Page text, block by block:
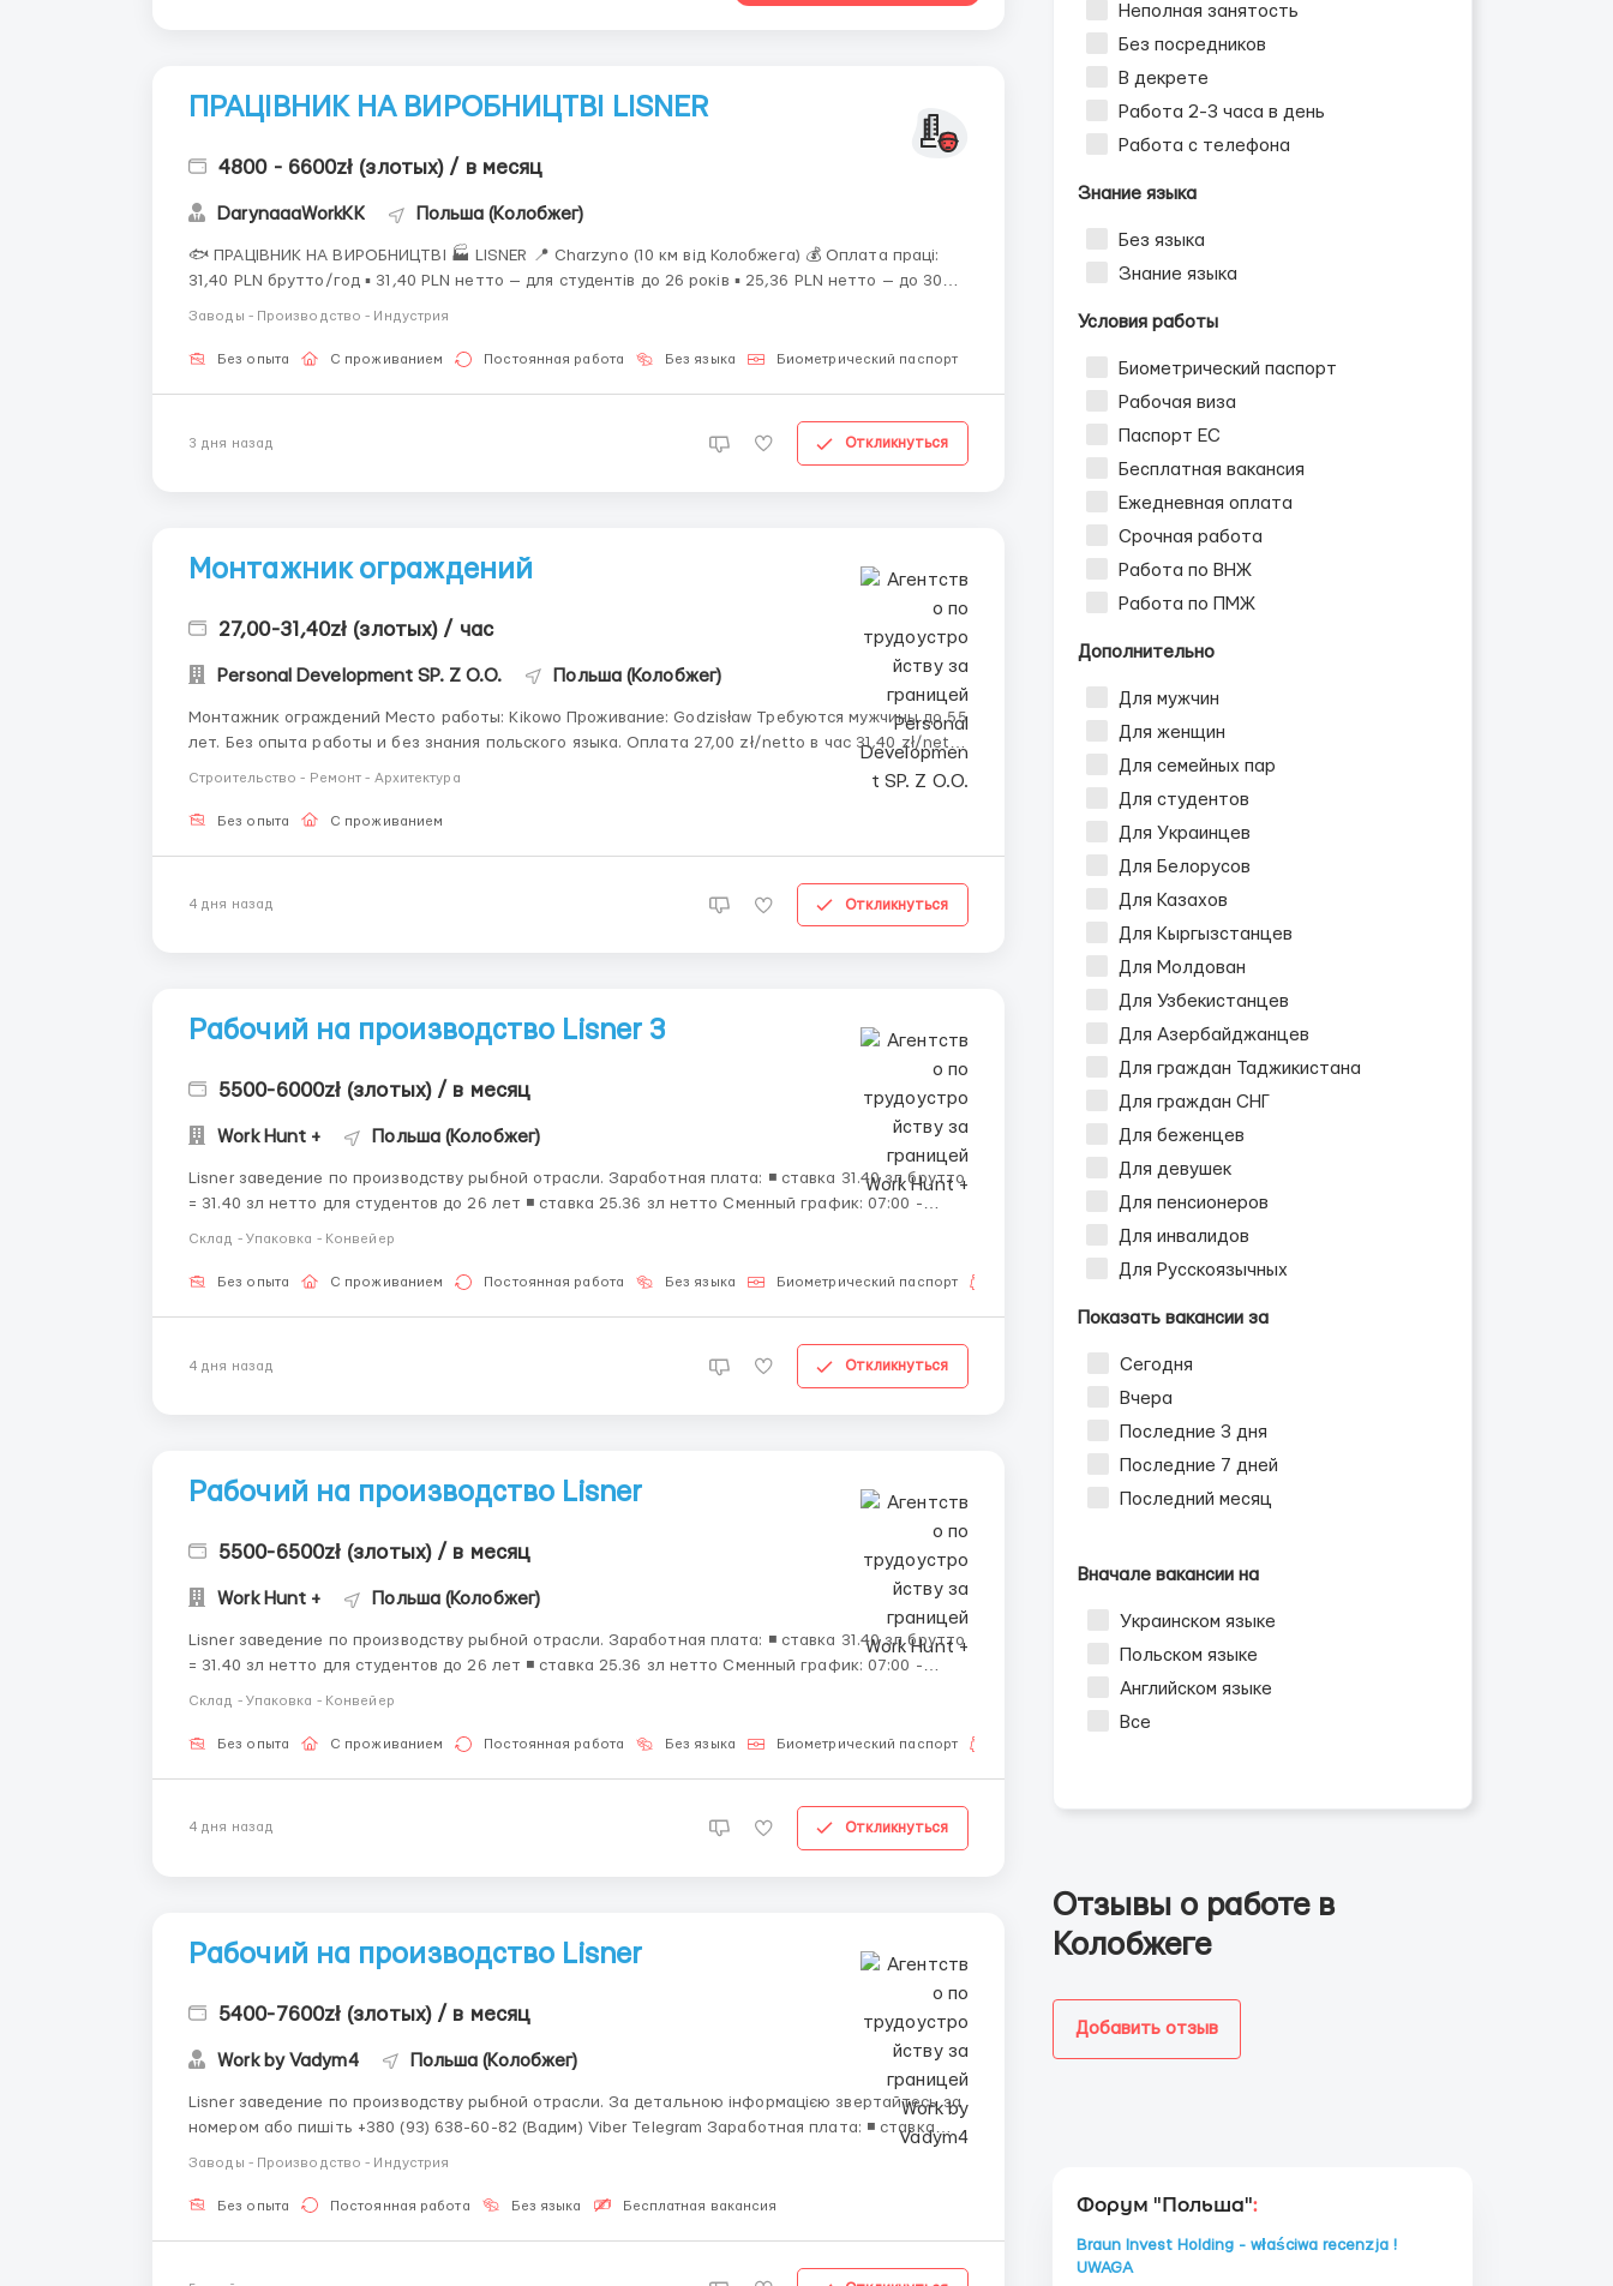
ПРАЦІВНИК НА ВИРОБНИЦТВІ LISNER
4800 - 6600zł (злотых) / в месяц
DarynaaaWorkKK Польша (Колобжег)
🐟 ПРАЦІВНИК НА ВИРОБНИЦТВІ 🏭 LISNER 📍 Charzyno (10 км від Колобжега) 💰 Оплата праці:
31,40 PLN брутто/год ▪ 31,40 PLN нетто — для студентів до 26 років ▪ 25,36 PLN нетто — до 30
Заводы - Производство - Индустрия
Без опыта С проживанием Постоянная работа Без языка Биометрический паспорт
3 дня назад Откликнуться
Монтажник ограждений
27,00-31,40zł (злотых) / час
Personal Development SP. Z O.O. Польша (Колобжег)
Монтажник ограждений Место работы: Kikowo Проживание: Godzisław Требуются мужчины до 55
лет. Без опыта работы и без знания польского языка. Оплата 27,00 zł/netto в час 31,40 zł/netto
Строительство - Ремонт - Архитектура
Без опыта С проживанием
4 дня назад Откликнуться
Рабочий на производство Lisner 3
5500-6000zł (злотых) / в месяц
Work Hunt + Польша (Колобжег)
Lisner заведение по производству рыбной отрасли. Заработная плата: ◾ ставка 31.40 зл брутто
= 31.40 зл нетто для студентов до 26 лет ◾ ставка 25.36 зл нетто Сменный график: 07:00 -
Склад - Упаковка - Конвейер
Без опыта С проживанием Постоянная работа Без языка Биометрический паспорт Для семейных пар
4 дня назад Откликнуться
Рабочий на производство Lisner
5500-6500zł (злотых) / в месяц
Work Hunt + Польша (Колобжег)
Lisner заведение по производству рыбной отрасли. Заработная плата: ◾ ставка 31.40 зл брутто
= 31.40 зл нетто для студентов до 26 лет ◾ ставка 25.36 зл нетто Сменный график: 07:00 -
Склад - Упаковка - Конвейер
Без опыта С проживанием Постоянная работа Без языка Биометрический паспорт
4 дня назад Откликнуться
Рабочий на производство Lisner
5400-7600zł (злотых) / в месяц
Work by Vadym4 Польша (Колобжег)
Lisner заведение по производству рыбной отрасли. За детальною інформацією звертайтесь за
номером або пишіть +380 (93) 638-60-82 (Вадим) Viber Telegram Заработная плата: ◾ ставка
Заводы - Производство - Индустрия
Без опыта Постоянная работа Без языка Бесплатная вакансия
Неполная занятость
Без посредников
В декрете
Работа 2-3 часа в день
Работа с телефона
Знание языка
Без языка
Знание языка
Условия работы
Биометрический паспорт
Рабочая виза
Паспорт ЕС
Бесплатная вакансия
Ежедневная оплата
Срочная работа
Работа по ВНЖ
Работа по ПМЖ
Дополнительно
Для мужчин
Для женщин
Для семейных пар
Для студентов
Для Украинцев
Для Белорусов
Для Казахов
Для Кыргызстанцев
Для Молдован
Для Узбекистанцев
Для Азербайджанцев
Для граждан Таджикистана
Для граждан СНГ
Для беженцев
Для девушек
Для пенсионеров
Для инвалидов
Для Русскоязычных
Показать вакансии за
Сегодня
Вчера
Последние 3 дня
Последние 7 дней
Последний месяц
Вначале вакансии на
Украинском языке
Польском языке
Английском языке
Все
Отзывы о работе в
Колобжеге
Добавить отзыв
Форум "Польша":
Braun Invest Holding - właściwa recenzja !
UWAGA